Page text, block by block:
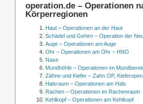
operation.de – Operationen
Körperregionen
Haut – Operationen an der Haut
Schädel und Gehirn – Operation der
Auge – Operationen am Auge
Ohr – Operationen am Ohr – HNO
Nase
Mundhöhle – Operationen im
Zähne und Kiefer – Zahn OP,
Halsraum – Operationen am Hals
Rachen – Operationen im Rachenraum
Kehlkopf – Operationen am Kehlkopf